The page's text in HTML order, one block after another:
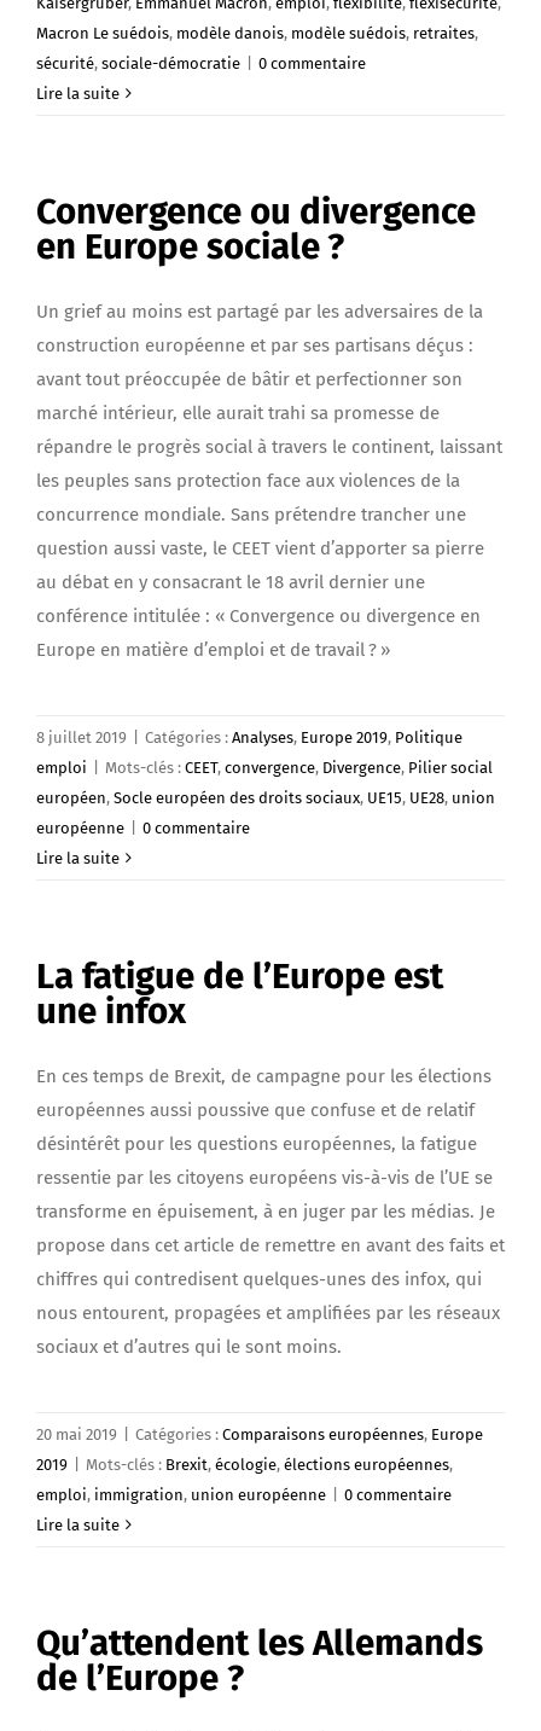
Macron Le suédois, modèle danois, modèle suédois, retraites,
sécurité, sociale-démocratie
0 commentaire
Lire la suite
Convergence ou divergence
en Europe sociale ?
Un grief au moins est partagé par les adversaires de la
construction européenne et par ses partisans déçus :
avant tout préoccupée de bâtir et perfectionner son
marché intérieur, elle aurait trahi sa promesse de
répandre le progrès social à travers le continent, laissant
les peuples sans protection face aux violences de la
concurrence mondiale. Sans prétendre trancher une
question aussi vaste, le CEET vient d’apporter sa pierre
au débat en y consacrant le 18 avril dernier une
conférence intitulée : « Convergence ou divergence en
Europe en matière d’emploi et de travail ? »
8 juillet 2019 Catégories : Analyses, Europe 2019, Politique
emploi
Mots-clés : CEET, convergence, Divergence, Pilier social
européen, Socle européen des droits sociaux, UE15, UE28, union
européenne
0 commentaire
Lire la suite
La fatigue de l’Europe est
une infox
En ces temps de Brexit, de campagne pour les élections
européennes aussi poussive que confuse et de relatif
désintérêt pour les questions européennes, la fatigue
ressentie par les citoyens européens vis-à-vis de l’UE se
transforme en épuisement, à en juger par les médias. Je
propose dans cet article de remettre en avant des faits et
chiffres qui contredisent quelques-unes des infox, qui
nous entourent, propagées et amplifiées par les réseaux
sociaux et d’autres qui le sont moins.
20 mai 2019 Catégories : Comparaisons européennes, Europe
2019
Mots-clés : Brexit, écologie, élections européennes,
emploi, immigration, union européenne
0 commentaire
Lire la suite
Qu’attendent les Allemands
de l’Europe ?